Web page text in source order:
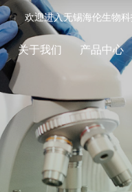
欢迎进入无锡海伦生物
关于我们 产品中心